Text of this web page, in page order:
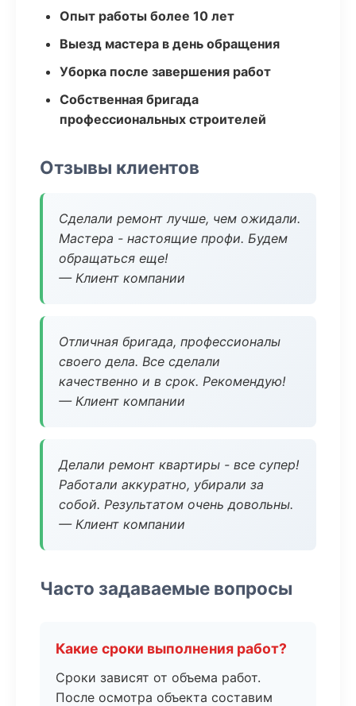
Опыт работы более 10 лет
Выезд мастера в день обращения
Уборка после завершения работ
Собственная бригада
профессиональных строителей
Отзывы клиентов
Сделали ремонт лучше, чем ожидали.
Мастера - настоящие профи. Будем
обращаться еще!
— Клиент компании
Отличная бригада, профессионалы
своего дела. Все сделали
качественно и в срок. Рекомендую!
— Клиент компании
Делали ремонт квартиры - все супер!
Работали аккуратно, убирали за
собой. Результатом очень довольны.
— Клиент компании
Часто задаваемые вопросы
Какие сроки выполнения работ?
Сроки зависят от объема работ.
После осмотра объекта составим